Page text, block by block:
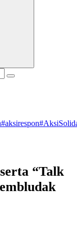
#aksirespon
“Talk